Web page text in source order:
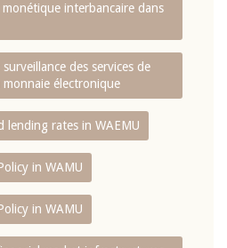
interbancaire dans
des services de
monnaie électronique
lending rates in WAEMU
in WAMU
in WAMU